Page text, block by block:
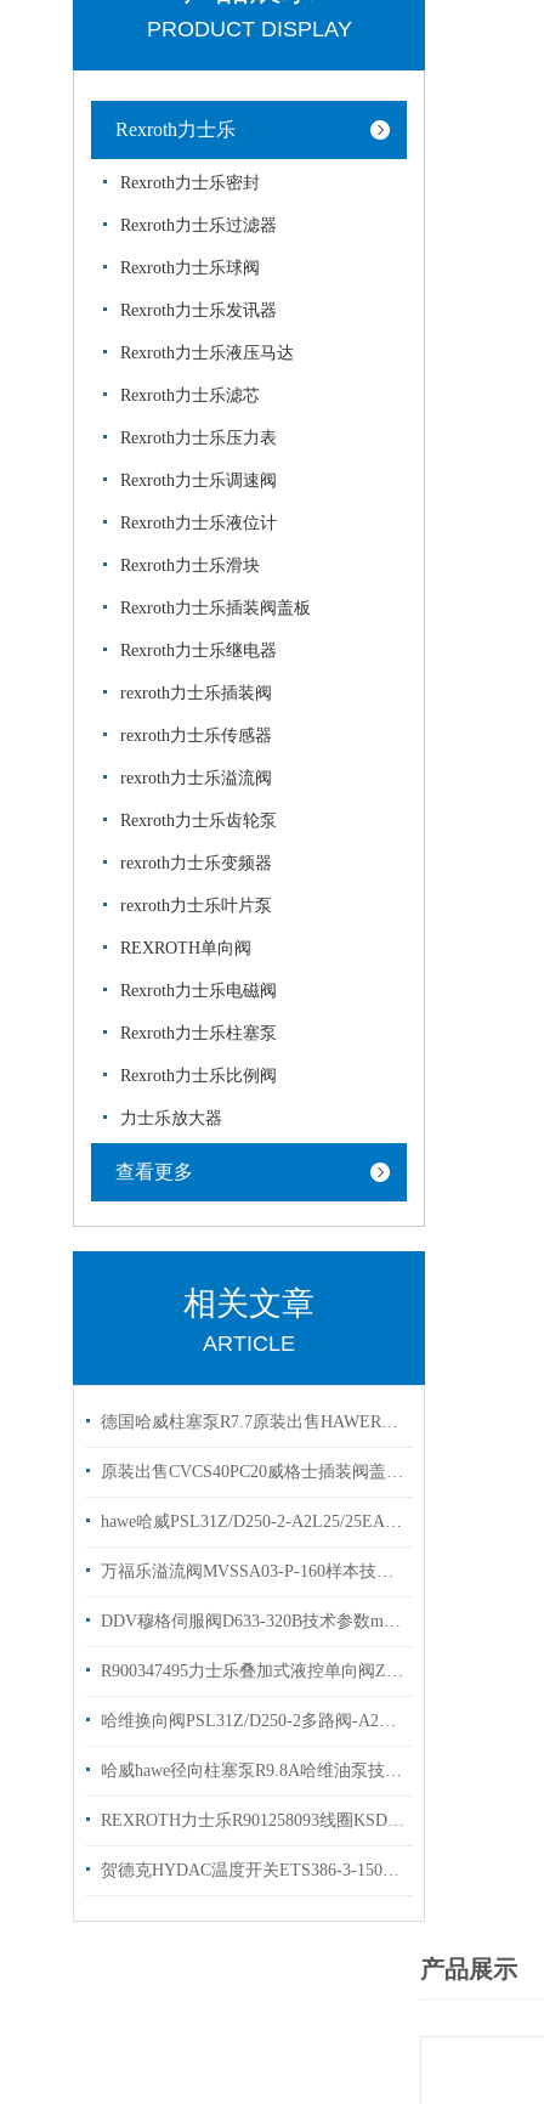
PRODUCT DISPLAY
Rexroth力士乐
Rexroth力士乐密封
Rexroth力士乐过滤器
Rexroth力士乐球阀
Rexroth力士乐发讯器
Rexroth力士乐液压马达
Rexroth力士乐滤芯
Rexroth力士乐压力表
Rexroth力士乐调速阀
Rexroth力士乐液位计
Rexroth力士乐滑块
Rexroth力士乐插装阀盖板
Rexroth力士乐继电器
rexroth力士乐插装阀
rexroth力士乐传感器
rexroth力士乐溢流阀
Rexroth力士乐齿轮泵
rexroth力士乐变频器
rexroth力士乐叶片泵
REXROTH单向阀
Rexroth力士乐电磁阀
Rexroth力士乐柱塞泵
Rexroth力士乐比例阀
力士乐放大器
查看更多
相关文章
ARTICLE
德国哈威柱塞泵R7.7原装出售HAWER5.6A R 5.8
原装出售CVCS40PC20威格士插装阀盖板vickers电磁阀
hawe哈威PSL31Z/D250-2-A2L25/25EA两联多路阀
万福乐溢流阀MVSSA03-P-160样本技术参数盾构机使用
DDV穆格伺服阀D633-320B技术参数moogD633-7423
R900347495力士乐叠加式液控单向阀Z2S6-1-66/库存现货
哈维换向阀PSL31Z/D250-2多路阀-A2L25/25EA2两联
哈威hawe径向柱塞泵R9.8A哈维油泵技术参数
REXROTH力士乐R901258093线圈KSDER配对线圈 简介
贺德克HYDAC温度开关ETS386-3-150-000介绍
产品展示